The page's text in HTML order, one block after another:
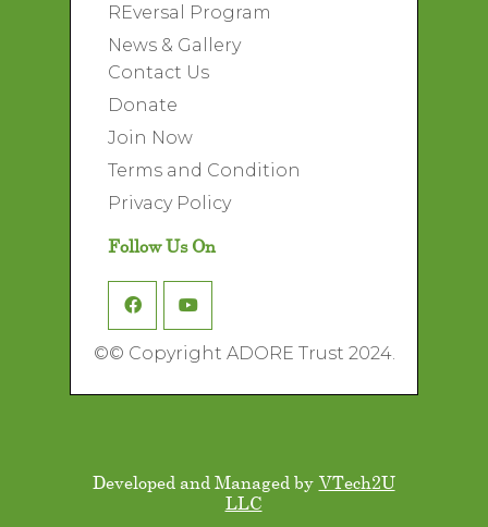
REversal Program
News & Gallery
Contact Us
Donate
Join Now
Terms and Condition
Privacy Policy
Follow Us On
©© Copyright ADORE Trust 2024.
Developed and Managed by VTech2U
LLC